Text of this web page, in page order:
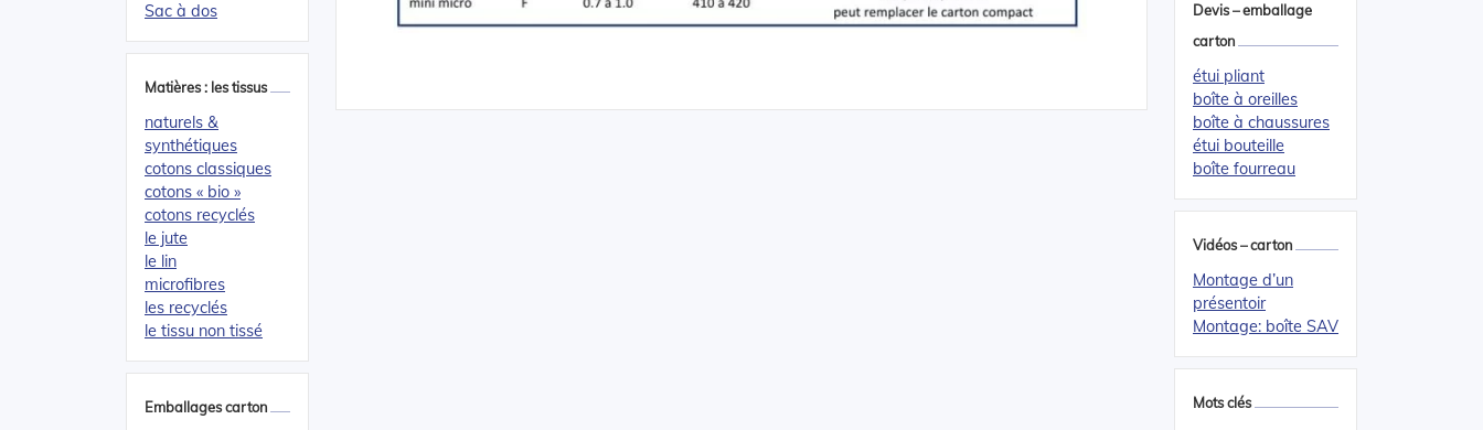
Sac à dos
Matières : les tissus
naturels &
synthétiques
cotons classiques
cotons « bio »
cotons recyclés
le jute
le lin
microfibres
les recyclés
le tissu non tissé
Emballages carton
Devis – emballage
carton
étui pliant
boîte à oreilles
boîte à chaussures
étui bouteille
boîte fourreau
Vidéos – carton
Montage d’un
présentoir
Montage: boîte SAV
Mots clés